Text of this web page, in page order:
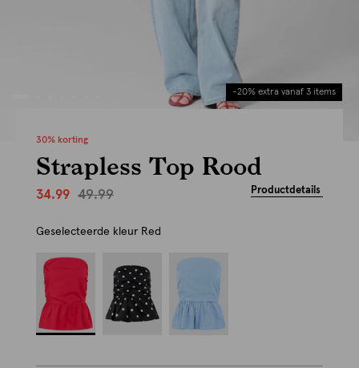
-20% extra vanaf 3 items
30% korting
Strapless Top Rood
34.99 49.99 Productdetails
Geselecteerde kleur Red